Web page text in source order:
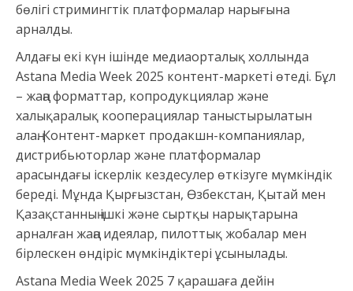
бөлігі стримингтік платформалар нарығына
арналды.
Алдағы екі күн ішінде медиаорталық холлында
Astana Media Week 2025 контент-маркеті өтеді. Бұл
– жаңа форматтар, копродукциялар және
халықаралық кооперациялар таныстырылатын
алаң. Контент-маркет продакшн-компаниялар,
дистрибьюторлар және платформалар
арасындағы іскерлік кездесулер өткізуге мүмкіндік
береді. Мұнда Қырғызстан, Өзбекстан, Қытай мен
Қазақстанның ішкі және сыртқы нарықтарына
арналған жаңа идеялар, пилоттық жобалар мен
бірлескен өндіріс мүмкіндіктері ұсынылады.
Astana Media Week 2025 7 қарашаға дейін